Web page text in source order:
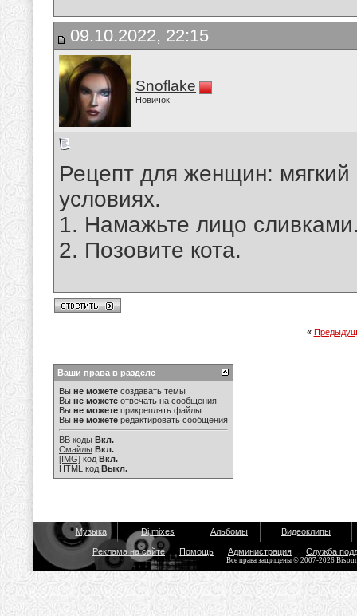
09.10.2022, 22:15
Snoflake
Новичок
Рецепт для женщин:
условиях.
1. Намажьте лицо
2. Позовите кота.
«
Ваши права в разделе
Вы не можете создавать темы
Вы не можете отвечать на сообщения
Вы не можете прикреплять файлы
Вы не можете редактировать сообщения
BB коды Вкл.
Смайлы Вкл.
[IMG] код Вкл.
HTML код Выкл.
Музыка Dj mixes Альбомы Видеоклипы
Реклама на сайте Помощь Администрация Служба
Все права защищены © 2007-2026